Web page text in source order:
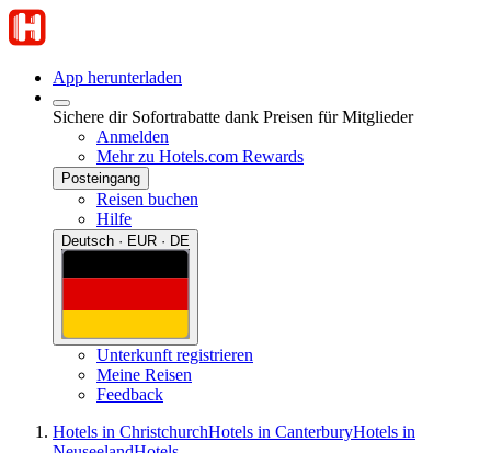
App herunterladen
Sichere dir Sofortrabatte dank Preisen für Mitglieder
Anmelden
Mehr zu Hotels.com Rewards
Posteingang
Reisen buchen
Hilfe
Deutsch · EUR · DE
Unterkunft registrieren
Meine Reisen
Feedback
Hotels in ChristchurchHotels in CanterburyHotels in